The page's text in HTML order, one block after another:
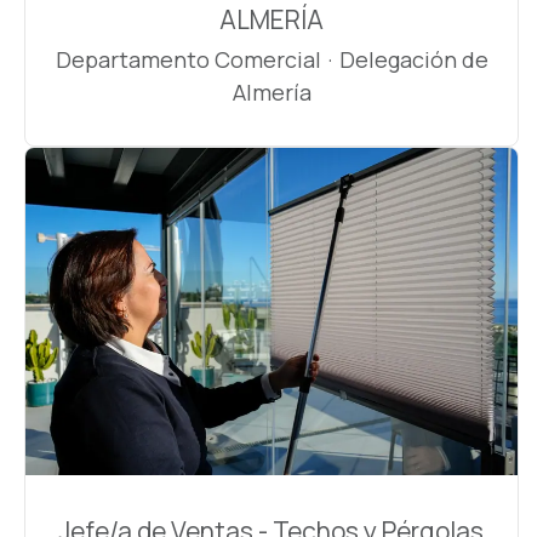
ALMERÍA
Departamento Comercial · Delegación de
Almería